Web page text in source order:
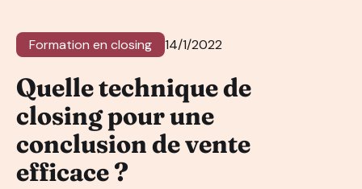
Formation en closing 14/1/2022
Quelle technique de
closing pour une
conclusion de vente
efficace ?